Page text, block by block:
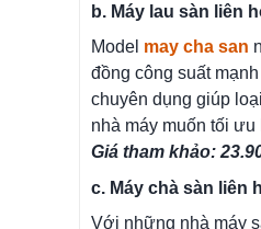
b. Máy lau sàn liên
Model may cha san
đồng công suất
chuyên dụng giúp
nhà máy muốn tối
Giá tham khảo:
c. Máy chà sàn liên
Với những nhà máy